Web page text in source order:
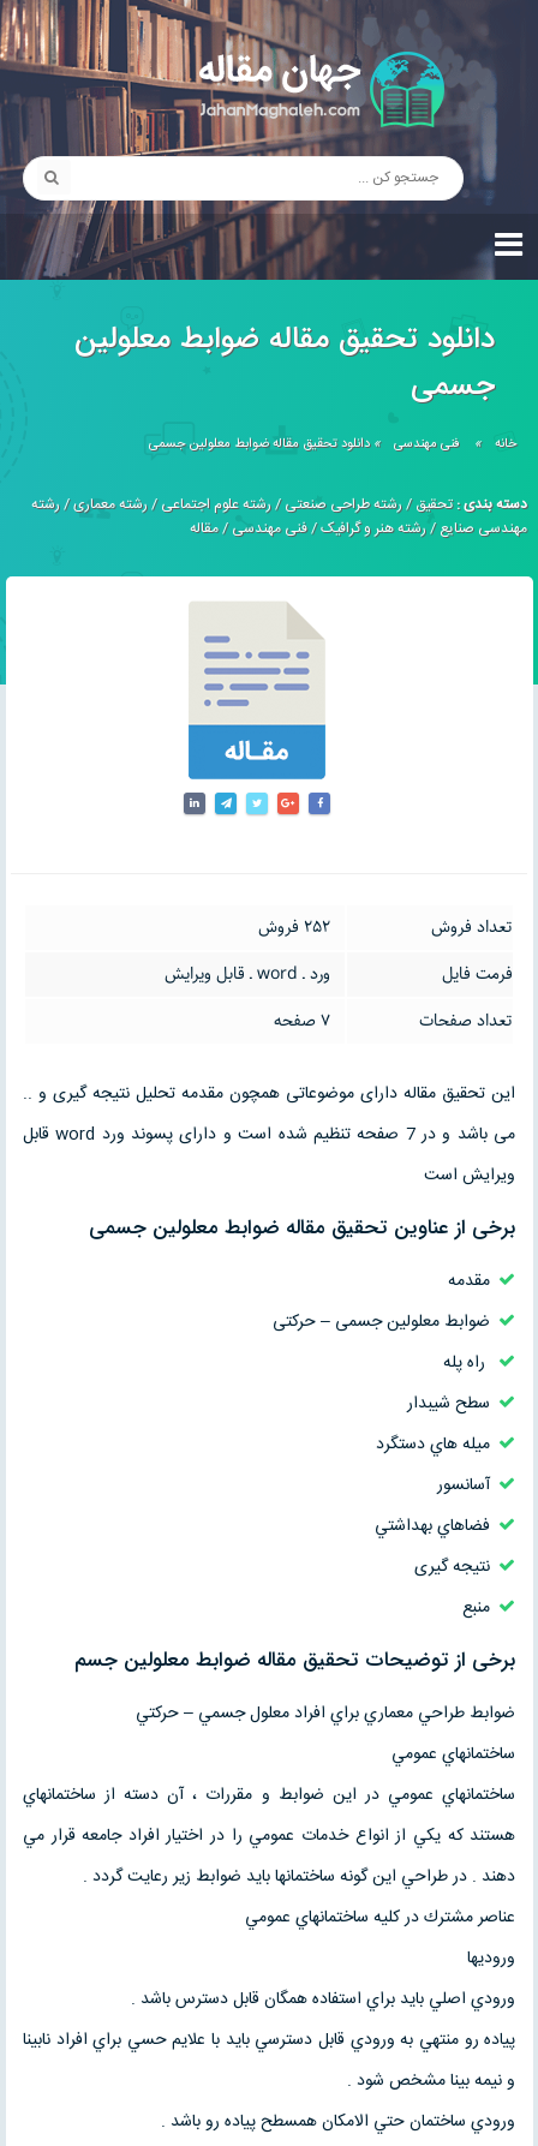
دانلود تحقیق مقاله ضوابط معلولین
جسمی
خانه » فنی مهندسی »دانلود تحقیق مقاله ضوابط معلولین جسمی
دسته بندی :تحقیق/رشته طراحی صنعتی/رشته علوم اجتماعی/رشته معماری/رشته
مهندسی صنایع/رشته هنر و گرافیک/فنی مهندسی/مقاله
تعداد فروش
252 فروش
فرمت فایل
ورد ـ word ـ قابل ویرایش
تعداد صفحات
7 صفحه
این تحقیق مقاله دارای موضوعاتی همچون مقدمه تحلیل نتیجه گیری و ..
می باشد و در 7 صفحه تنظیم شده است و دارای پسوند ورد word قابل
ویرایش است
برخی از عناوین تحقیق مقاله ضوابط معلولین جسمی
مقدمه
ضوابط معلولین جسمی – حرکتی
راه پله
سطح شيبدار
ميله هاي دستگرد
آسانسور
فضاهاي بهداشتي
نتیجه گیری
منبع
برخی از توضیحات تحقیق مقاله ضوابط معلولین جسم
‌ضوابط طراحي معماري براي افراد معلول جسمي – حركتي
ساختمانهاي عمومي
ساختمانهاي عمومي در اين ضوابط و مقررات ، آن دسته از ساختمانهاي
هستند كه يكي از انواع خدمات عمومي را در اختيار افراد جامعه قرار مي
دهند . در طراحي اين گونه ساختمانها بايد ضوابط زير رعايت گردد .
عناصر مشترك در كليه ساختمانهاي عمومي
وروديها
ورودي اصلي بايد براي استفاده همگان قابل دسترس باشد .
پياده رو منتهي به ورودي قابل دسترسي بايد با علايم حسي براي افراد نابينا
و نيمه بينا مشخص شود .
ورودي ساختمان حتي الامكان همسطح پياده رو باشد .